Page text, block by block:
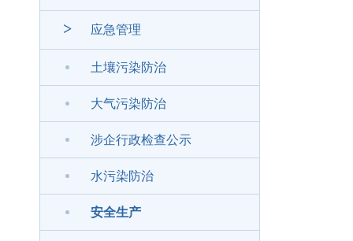
> 应急管理
土壤污染防治
大气污染防治
涉企行政检查公示
水污染防治
安全生产